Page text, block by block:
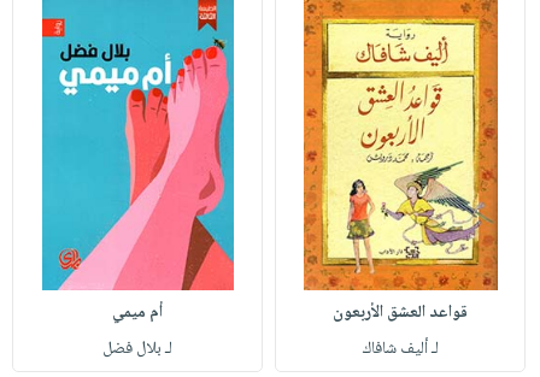
قواعد العشق الأربعون
لـ أليف شافاك
أم ميمي
لـ بلال فضل